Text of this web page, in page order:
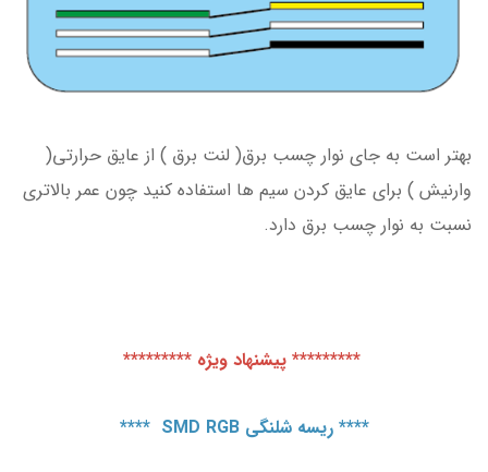
بهتر است به جای نوار چسب برق( لنت برق ) از عایق حرارتی(
وارنیش ) برای عایق کردن سیم ها استفاده کنید چون عمر بالاتری
نسبت به نوار چسب برق دارد.
********* پیشنهاد ویژه *********
****ریسه شلنگی SMD RGB ****